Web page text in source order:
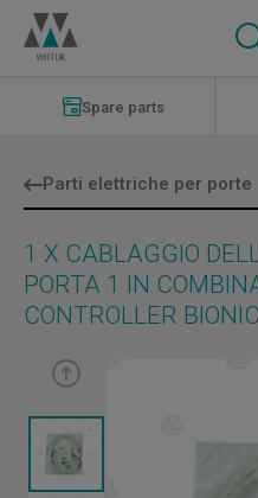
Salta
contenuto
principale
Spare parts
Parti elettriche per porte
1 X CABLAGGIO
PORTA 1 IN
CONTROLLER